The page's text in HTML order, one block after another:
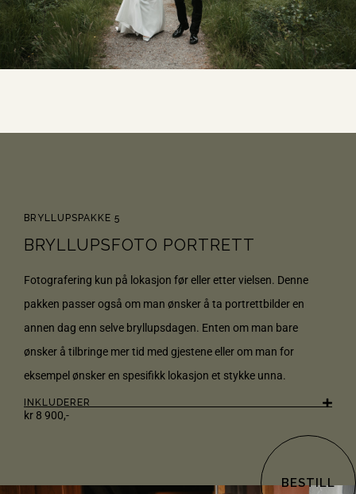
BRYLLUPSPAKKE 5
BRYLLUPSFOTO PORTRETT
Fotografering kun på lokasjon før eller etter vielsen. Denne
pakken passer også om man ønsker å ta portrettbilder en
annen dag enn selve bryllupsdagen. Enten om man bare
ønsker å tilbringe mer tid med gjestene eller om man for
eksempel ønsker en spesifikk lokasjon et stykke unna.
INKLUDERER
kr 8 900,-
BESTILL